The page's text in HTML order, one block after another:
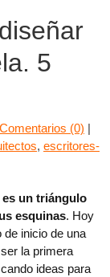
5
Comentarios (0) |
, escritores-
un triángulo
esquinas. Hoy
de inicio de una
la primera
ideas para